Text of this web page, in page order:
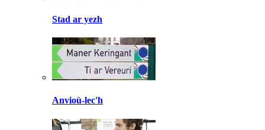
Stad ar yezh
Anvioù-lec'h